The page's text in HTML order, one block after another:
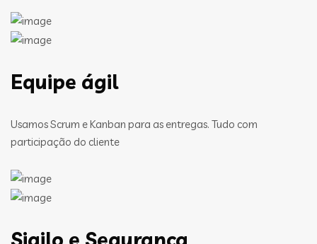
Equipe ágil
Usamos Scrum e Kanban para as entregas. Tudo com
participação do cliente